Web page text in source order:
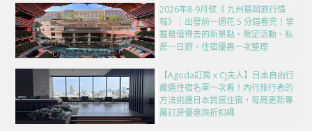
2026年8-9月號《 九州福岡旅行情
報》｜出發前一週花 5 分鐘看完！掌
握最值得去的新景點、限定活動、私
房一日遊、住宿優惠一次整理
【Agoda訂房 x CJ夫人】日本自由行
嚴選住宿名單一次看！內行旅行者的
方法挑選日本質感住宿，每周更新專
屬訂房優惠與折扣碼